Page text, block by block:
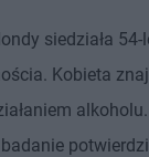
siedziała 54-
Kobieta
alkoholu.